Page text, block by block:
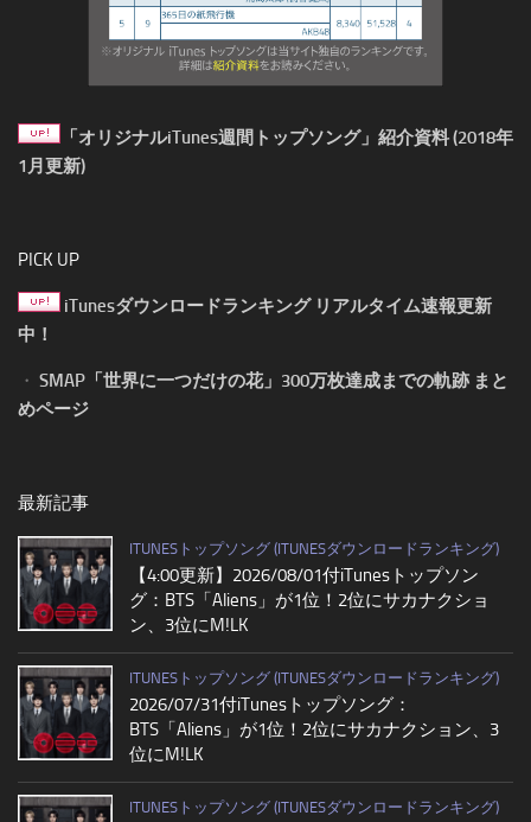
「オリジナルiTunes週間トップソング」紹介資料 (2018年
1月更新)
PICK UP
iTunesダウンロードランキング リアルタイム速報更新
中！
・ SMAP「世界に一つだけの花」300万枚達成までの軌跡 まと
めページ
最新記事
ITUNESトップソング (ITUNESダウンロードランキング)
【4:00更新】2026/08/01付iTunesトップソン
グ：BTS「Aliens」が1位！2位にサカナクショ
ン、3位にM!LK
ITUNESトップソング (ITUNESダウンロードランキング)
2026/07/31付iTunesトップソング：
BTS「Aliens」が1位！2位にサカナクション、3
位にM!LK
ITUNESトップソング (ITUNESダウンロードランキング)